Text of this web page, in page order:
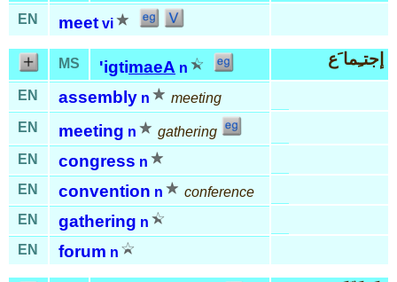
EN meet vi
MS 'igtimaeA n إجتـِما َع
EN assembly n
meeting
EN
meeting n
gathering
EN
congress n
EN
convention n
conference
EN
gathering n
EN
forum n